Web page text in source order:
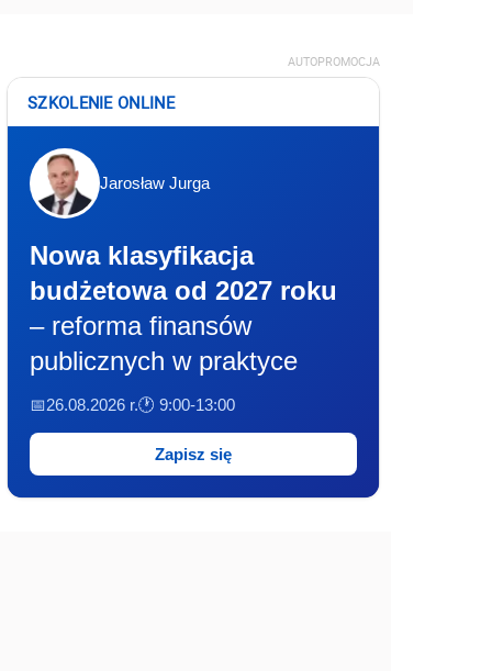
AUTOPROMOCJA
SZKOLENIE ONLINE
Jarosław Jurga
Nowa klasyfikacja
budżetowa od 2027 roku
– reforma finansów
publicznych w praktyce
📅26.08.2026 r.🕐 9:00-13:00
Zapisz się